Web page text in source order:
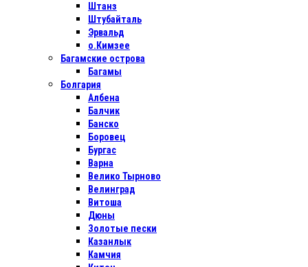
Штанз
Штубайталь
Эрвальд
о.Кимзее
Багамские острова
Багамы
Болгария
Албена
Балчик
Банско
Боровец
Бургас
Варна
Велико Тырново
Велинград
Витоша
Дюны
Золотые пески
Казанлык
Камчия